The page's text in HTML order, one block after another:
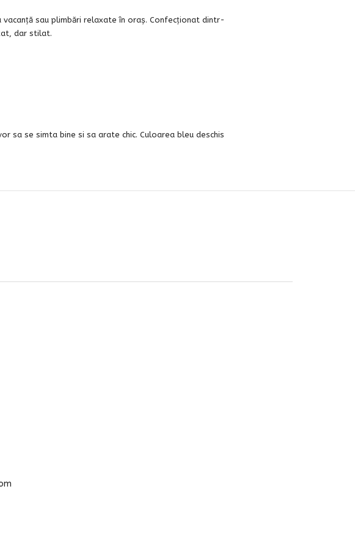
sau plimbări relaxate în oraș. Confecționat dintr-
dar stilat.
sa se simta bine si sa arate chic. Culoarea bleu deschis